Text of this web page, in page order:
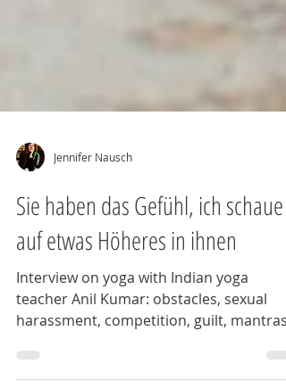
Jennifer Nausch
Sie haben das Gefühl, ich schaue
auf etwas Höheres in ihnen